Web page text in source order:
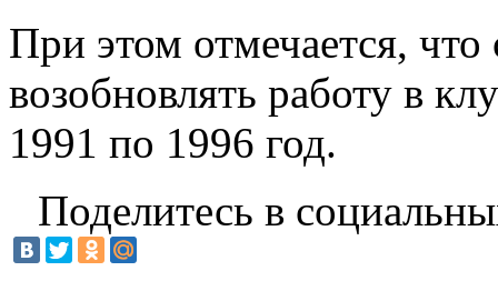
При этом отмечается,
возобновлять работу в
1991 по 1996 год.
Поделитесь в